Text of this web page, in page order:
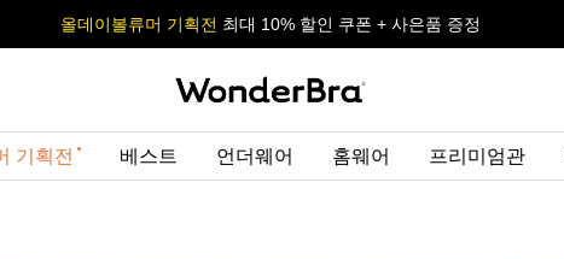
사이즈 무료 교환 서비스
올데이볼류머 기획전 최대 10% 할인 쿠폰 + 사은품 증정
올데이볼류머 기획전
기획전 베스트 언더웨어 홈웨어 프리미엄관